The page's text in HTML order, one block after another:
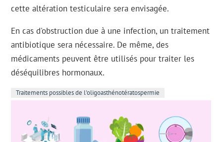
cette altération testiculaire sera envisagée.
En cas d'obstruction due à une infection, un traitement
antibiotique sera nécessaire. De même, des
médicaments peuvent être utilisés pour traiter les
déséquilibres hormonaux.
Traitements possibles de l'oligoasthénotératospermie